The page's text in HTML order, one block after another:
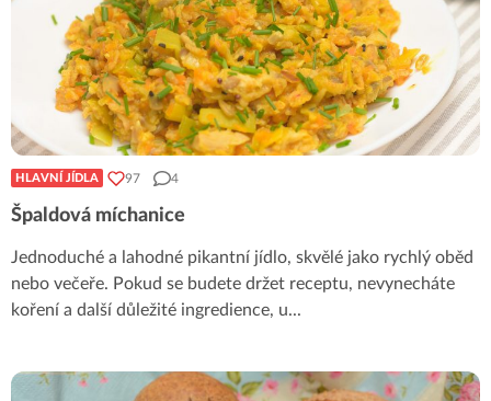
HLAVNÍ JÍDLA 97 4
Špaldová míchanice
Jednoduché a lahodné pikantní jídlo, skvělé jako rychlý oběd
nebo večeře. Pokud se budete držet receptu, nevynecháte
koření a další důležité ingredience, u...